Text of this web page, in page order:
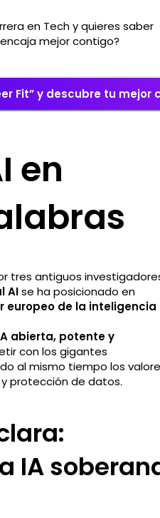
en Tech y quieres saber
mejor contigo?
Fit” y descubre tu mejor
en
tres antiguos
AIse ha posicionado en
europeo de la inteligencia
abierta, potente y
con los gigantes
al mismo tiempo los
protección de datos.
IA